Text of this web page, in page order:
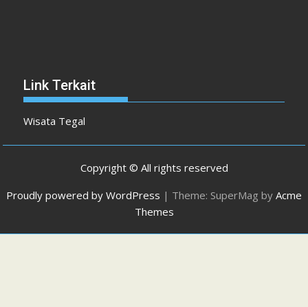
Link Terkait
Wisata Tegal
Copyright © All rights reserved
Proudly powered by WordPress | Theme: SuperMag by Acme
Themes